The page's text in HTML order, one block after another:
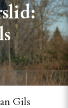
Gils